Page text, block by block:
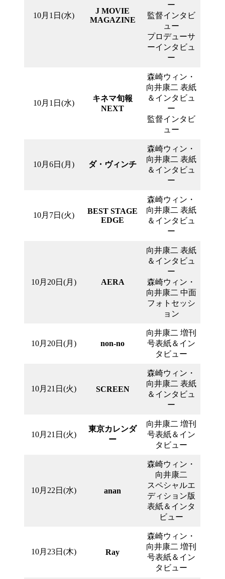
10月1日(水)
J MOVIE
MAGAZINE
ー
監督インタビ
ュー
プロデューサ
ーインタビュ
ー
10月1日(水)
キネマ旬報
NEXT
森崎ウィン・
向井康二 表紙
＆インタビュ
ー
監督インタビ
ュー
10月6日(月) ダ・ヴィンチ
森崎ウィン・
向井康二 表紙
＆インタビュ
ー
10月7日(火)
BEST STAGE
EDGE
森崎ウィン・
向井康二 表紙
＆インタビュ
ー
10月20日(月) AERA
向井康二 表紙
＆インタビュ
ー
森崎ウィン・
向井康二 中面
フォトセッシ
ョン
10月20日(月) non-no
向井康二 増刊
号表紙＆イン
タビュー
10月21日(火) SCREEN
森崎ウィン・
向井康二 表紙
＆インタビュ
ー
10月21日(火)
東京カレンダ
ー
向井康二 増刊
号表紙＆イン
タビュー
10月22日(水) anan
森崎ウィン・
向井康二
スペシャルエ
ディション版
表紙＆インタ
ビュー
10月23日(木) Ray
森崎ウィン・
向井康二 増刊
号表紙＆イン
タビュー